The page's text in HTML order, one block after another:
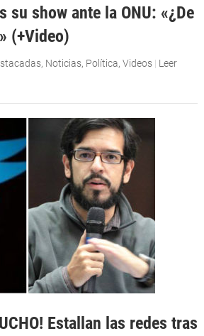
su show ante la ONU: «¿De
(+Video)
, Noticias, Política, Videos | Leer
Estallan las redes tras